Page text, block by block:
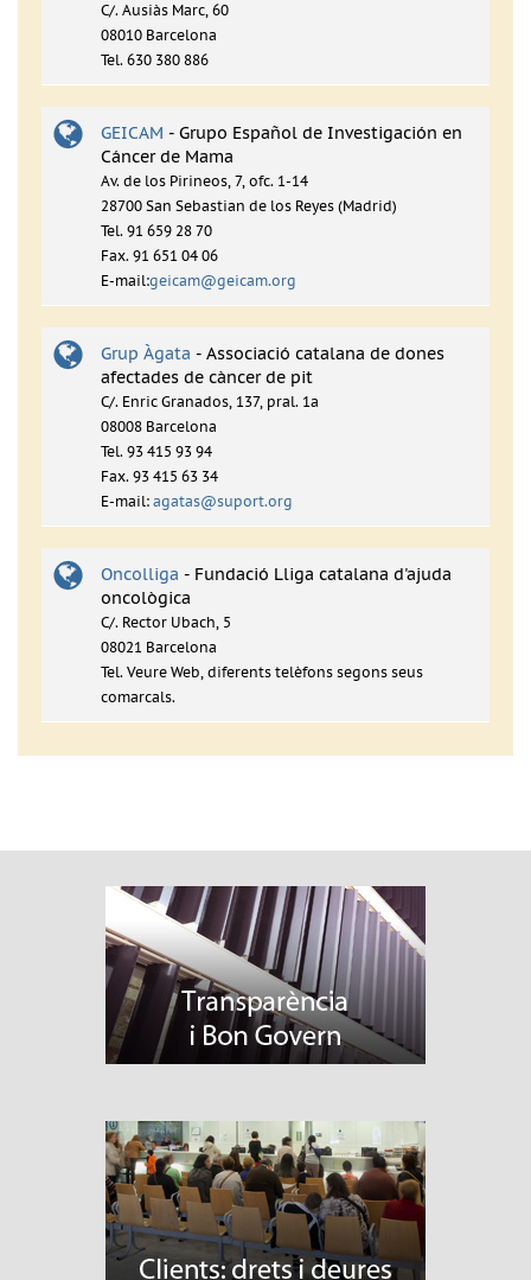
C/. Ausiàs Marc, 60
08010 Barcelona
Tel. 630 380 886
GEICAM - Grupo Español de Investigación en
Cáncer de Mama
Av. de los Pirineos, 7, ofc. 1-14
28700 San Sebastian de los Reyes (Madrid)
Tel. 91 659 28 70
Fax. 91 651 04 06
E-mail:geicam@geicam.org
Grup Àgata - Associació catalana de dones
afectades de càncer de pit
C/. Enric Granados, 137, pral. 1a
08008 Barcelona
Tel. 93 415 93 94
Fax. 93 415 63 34
E-mail: agatas@suport.org
Oncolliga - Fundació Lliga catalana d'ajuda
oncològica
C/. Rector Ubach, 5
08021 Barcelona
Tel. Veure Web, diferents telèfons segons seus
comarcals.